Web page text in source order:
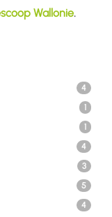
Wallonie.
4
1
1
4
3
5
4